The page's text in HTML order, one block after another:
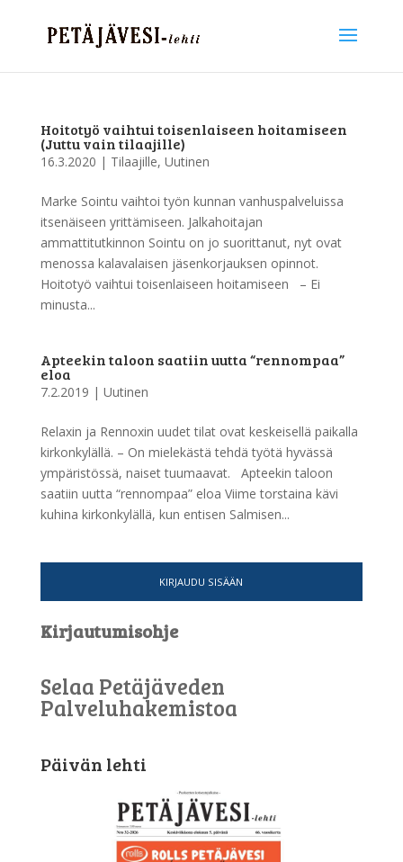
Hoitotyö vaihtui toisenlaiseen hoitamiseen
(Juttu vain tilaajille)
16.3.2020 | Tilaajille, Uutinen
Marke Sointu vaihtoi työn kunnan vanhuspalveluissa
itsenäiseen yrittämiseen. Jalkahoitajan
ammattitutkinnon Sointu on jo suorittanut, nyt ovat
menossa kalavalaisen jäsenkorjauksen opinnot.
Hoitotyö vaihtui toisenlaiseen hoitamiseen – Ei
minusta...
Apteekin taloon saatiin uutta “rennompaa”
eloa
7.2.2019 | Uutinen
Relaxin ja Rennoxin uudet tilat ovat keskeisellä paikalla
kirkonkylällä. – On mielekästä tehdä työtä hyvässä
ympäristössä, naiset tuumaavat. Apteekin taloon
saatiin uutta “rennompaa” eloa Viime torstaina kävi
kuhina kirkonkylällä, kun entisen Salmisen...
KIRJAUDU SISÄÄN
Kirjautumisohje
Selaa Petäjäveden
Palveluhakemistoa
Päivän lehti